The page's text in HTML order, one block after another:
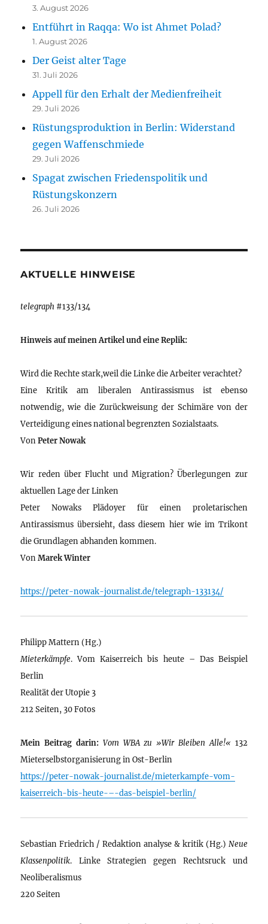
3. August 2026
Entführt in Raqqa: Wo ist Ahmet Polad?
1. August 2026
Der Geist alter Tage
31. Juli 2026
Appell für den Erhalt der Medienfreiheit
29. Juli 2026
Rüstungsproduktion in Berlin: Widerstand
gegen Waffenschmiede
29. Juli 2026
Spagat zwischen Friedenspolitik und
Rüstungskonzern
26. Juli 2026
AKTUELLE HINWEISE
telegraph #133/134
Hinweis auf meinen Artikel und eine Replik:
Wird die Rechte stark,weil die Linke die Arbeiter verachtet?
Eine Kritik am liberalen Antirassismus ist ebenso
notwendig, wie die Zurückweisung der Schimäre von der
Verteidigung eines national begrenzten Sozialstaats.
VonPeter Nowak
Wir reden über Flucht und Migration? Überlegungen zur
aktuellen Lage der Linken
Peter Nowaks Plädoyer für einen proletarischen
Antirassismus übersieht, dass diesem hier wie im Trikont
die Grundlagen abhanden kommen.
VonMarek Winter
https://peter-nowak-journalist.de/telegraph-133134/
Philipp Mattern (Hg.)
Mieterkämpfe. Vom Kaiserreich bis heute – Das Beispiel
Berlin
Realität der Utopie 3
212 Seiten, 30 Fotos
Mein Beitrag darin: Vom WBA zu »Wir Bleiben Alle!« 132
Mieterselbstorganisierung in Ost-Berlin
https://peter-nowak-journalist.de/mieterkampfe-vom-
kaiserreich-bis-heute-–-das-beispiel-berlin/
Sebastian Friedrich / Redaktion analyse & kritik (Hg.) Neue
Klassenpolitik. Linke Strategien gegen Rechtsruck und
Neoliberalismus
220 Seiten